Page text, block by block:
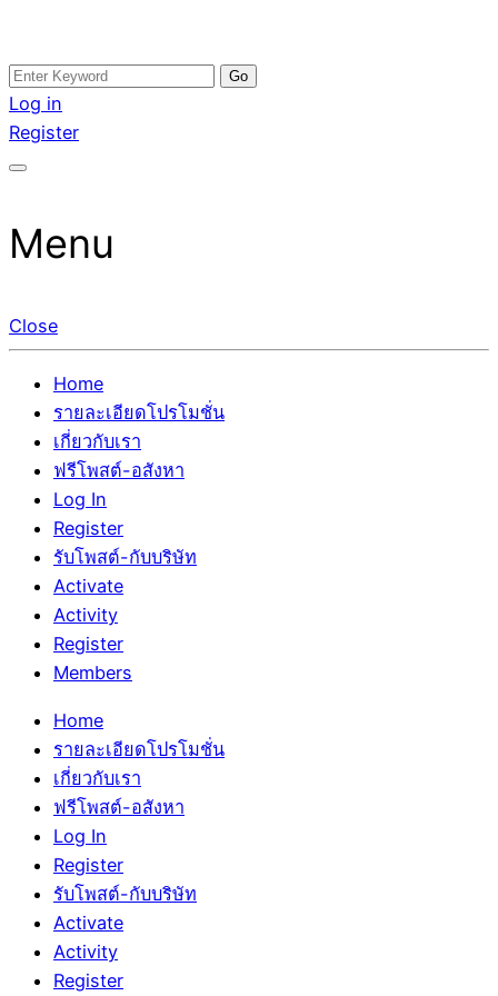
Skip
to
content
อสังหาโพสต์ รีวิวเยอะ รับจ้างโพสต์ขายบ้าน รับจ้างโพสต์อสัง
หา แตกต่างอย่างตั้งใจ รับรองผล อันดับ1 การโพสต์ขายอสังหา
กับทีมงานบริษัท บ้าน ที่ดิน คอนโด ติดGoogleหน้าแรกได้จริงๆ
รับจ้างโพสอสังหา ขายบ้าน อสังหาโพสต์ เชื่อถือได้จริง รับ
โพสต์ ที่ดิน กับทีมงานบริษัท ถูกและดีที่สุด ไม่มีค่านายหน้า
ขายได้จริงๆ ช่วยสร้างโอกาสในการขายได้มากกว่า ที่เดียว ที่
Search
for:
Log in
Register
Menu
Close
Home
รายละเอียดโปรโมชั่น
เกี่ยวกับเรา
ฟรีโพสต์-อสังหา
Log In
Register
รับโพสต์-กับบริษัท
Activate
Activity
Register
Members
Home
รายละเอียดโปรโมชั่น
เกี่ยวกับเรา
ฟรีโพสต์-อสังหา
Log In
Register
รับโพสต์-กับบริษัท
Activate
Activity
Register